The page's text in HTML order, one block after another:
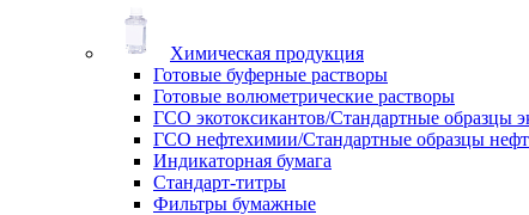
Химическая продукция
Готовые буферные растворы
Готовые волюметрические растворы
ГСО экотоксикантов/Стандартные образцы
ГСО нефтехимии/Стандартные образцы
Индикаторная бумага
Стандарт-титры
Фильтры бумажные